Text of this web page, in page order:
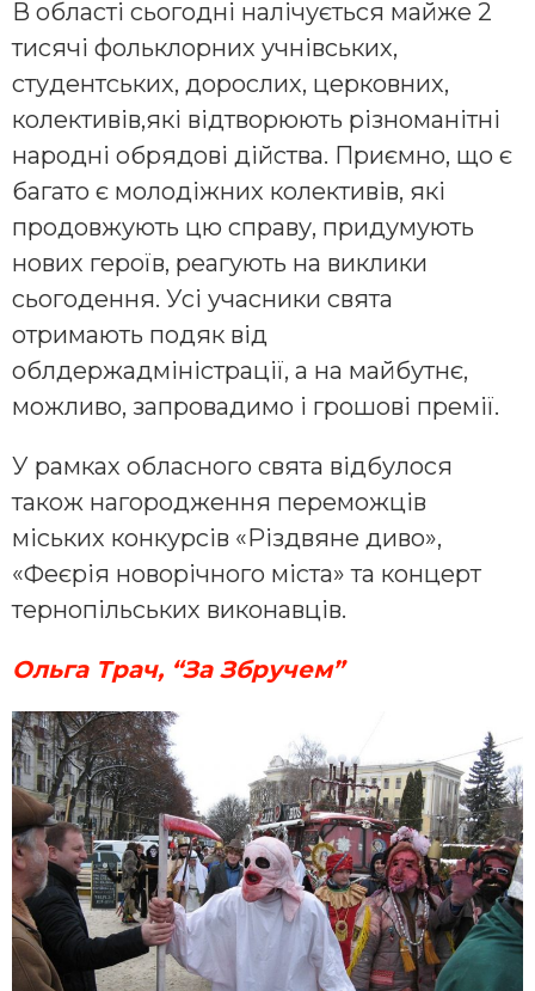
В області сьогодні налічується майже 2
тисячі фольклорних учнівських,
студентських, дорослих, церковних,
колективів,які відтворюють різноманітні
народні обрядові дійства. Приємно, що є
багато є молодіжних колективів, які
продовжують цю справу, придумують
нових героїв, реагують на виклики
сьогодення. Усі учасники свята
отримають подяк від
облдержадміністрації, а на майбутнє,
можливо, запровадимо і грошові премії.
У рамках обласного свята відбулося
також нагородження переможців
міських конкурсів «Різдвяне диво»,
«Феєрія новорічного міста» та концерт
тернопільських виконавців.
Ольга Трач, “За Збручем”